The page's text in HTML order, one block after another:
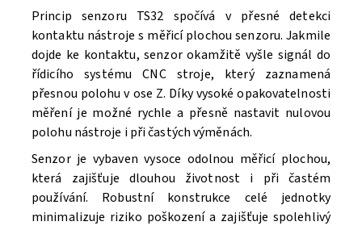
Princip senzoru TS32 spočívá v přesné detekci
kontaktu nástroje s měřicí plochou senzoru. Jakmile
dojde ke kontaktu, senzor okamžitě vyšle signál do
řídicího systému CNC stroje, který zaznamená
přesnou polohu v ose Z. Díky vysoké opakovatelnosti
měření je možné rychle a přesně nastavit nulovou
polohu nástroje i při častých výměnách.
Senzor je vybaven vysoce odolnou měřicí plochou,
která zajišťuje dlouhou životnost i při častém
používání. Robustní konstrukce celé jednotky
minimalizuje riziko poškození a zajišťuje spolehlivý